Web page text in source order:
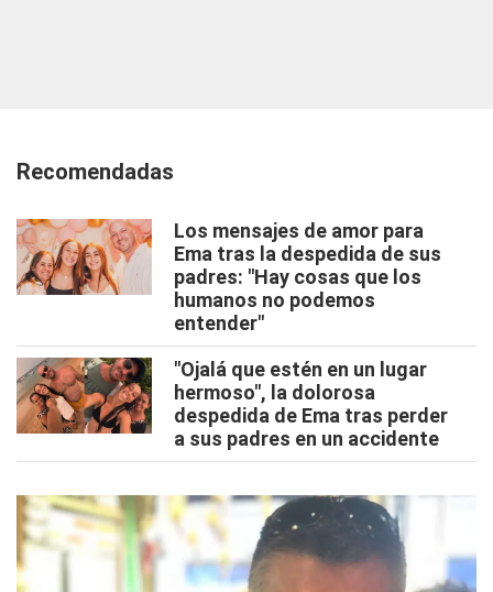
Recomendadas
Los mensajes de amor para
Ema tras la despedida de sus
padres: "Hay cosas que los
humanos no podemos
entender"
"Ojalá que estén en un lugar
hermoso", la dolorosa
despedida de Ema tras perder
a sus padres en un accidente